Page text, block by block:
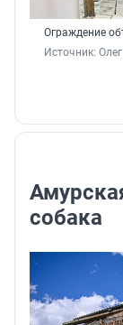
Ограждение
Источник:
собака